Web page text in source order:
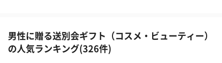
男性に贈る送別会ギフト（コスメ・ビューティー）
の人気ランキング(326件)